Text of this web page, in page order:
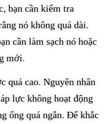
bạn cần kiểm tra
nó không quá dài.
cần làm sạch nó hoặc
mới.
quá cao. Nguyên nhân
lực không hoạt động
ống quá ngắn. Để khắc